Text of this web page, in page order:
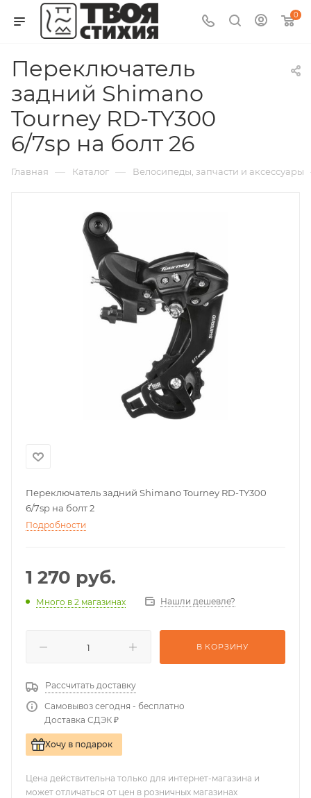
0
Переключатель
задний Shimano
Tourney RD-TY300
6/7sp на болт 26
Главная — Каталог — Велосипеды, запчасти и аксессуары
Переключатель задний Shimano Tourney RD-TY300
6/7sp на болт 2
Подробности
1 270 руб.
Много в 2 магазинах Нашли дешевле?
В КОРЗИНУ
Рассчитать доставку
Самовывоз сегодня - бесплатно
Доставка СДЭК ₽
Хочу в подарок
Цена действительна только для интернет-магазина и
может отличаться от цен в розничных магазинах